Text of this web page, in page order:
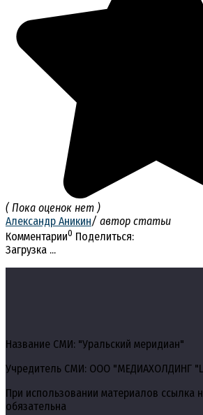
( Пока оценок нет )
Александр Аникин/ автор статьи
Комментарии0 Поделиться:
Загрузка ...
Название СМИ: "Уральский меридиан"
Учредитель СМИ: ООО "МЕДИАХОЛДИНГ
При использовании материалов ссылка
обязательна